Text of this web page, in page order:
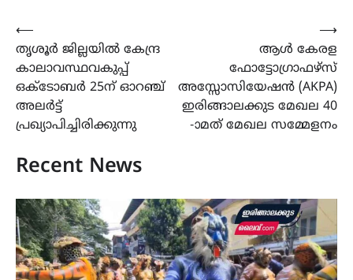
Post
navigation
⟵
തൃശൂർ ജില്ലയിൽ കേന്ദ്ര
കാലാവസ്ഥവകുപ്പ്
ഒക്ടോബർ 25ന് ഓറഞ്ച്
അലർട്ട്
പ്രഖ്യാപിച്ചിരിക്കുന്നു
ആൾ കേരള
ഫോട്ടോഗ്രാഫഴ്‌സ്
അസ്സോസിയേഷൻ (AKPA)
ഇരിങ്ങാലക്കുട മേഖല 40
-ാമത് മേഖല സമ്മേളനം
⟶
Recent News